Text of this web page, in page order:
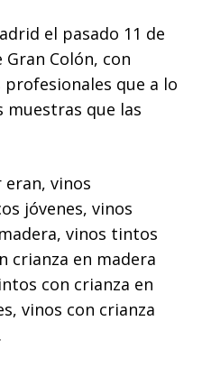
el pasado 11 de
Colón, con
que a lo
muestras que las
eran, vinos
jóvenes, vinos
vinos tintos
crianza en madera
con crianza en
vinos con crianza